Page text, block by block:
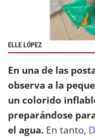
ELLE LÓPEZ
En una de las
observa a la
un colorido
preparándose
el agua. En tanto,